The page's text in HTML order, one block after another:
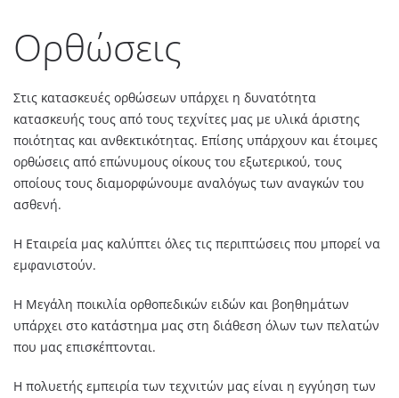
Ορθώσεις
Στις κατασκευές ορθώσεων υπάρχει η δυνατότητα
κατασκευής τους από τους τεχνίτες μας με υλικά άριστης
ποιότητας και ανθεκτικότητας. Επίσης υπάρχουν και έτοιμες
ορθώσεις από επώνυμους οίκους του εξωτερικού, τους
οποίους τους διαμορφώνουμε αναλόγως των αναγκών του
ασθενή.
Η Εταιρεία μας καλύπτει όλες τις περιπτώσεις που μπορεί να
εμφανιστούν.
Η Μεγάλη ποικιλία ορθοπεδικών ειδών και βοηθημάτων
υπάρχει στο κατάστημα μας στη διάθεση όλων των πελατών
που μας επισκέπτονται.
Η πολυετής εμπειρία των τεχνιτών μας είναι η εγγύηση των